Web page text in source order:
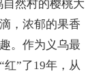
然村的樱桃大
，浓郁的果香
。作为义乌最
”了19年，从